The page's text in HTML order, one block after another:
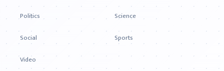
Politics
Science
Social
Sports
Video